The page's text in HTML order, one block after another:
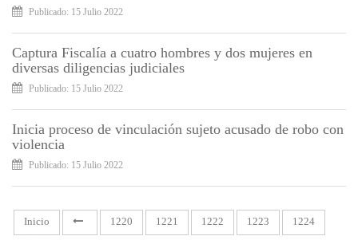
Publicado: 15 Julio 2022
Captura Fiscalía a cuatro hombres y dos mujeres en
diversas diligencias judiciales
Publicado: 15 Julio 2022
Inicia proceso de vinculación sujeto acusado de robo con
violencia
Publicado: 15 Julio 2022
Inicio 1220 1221 1222 1223 1224